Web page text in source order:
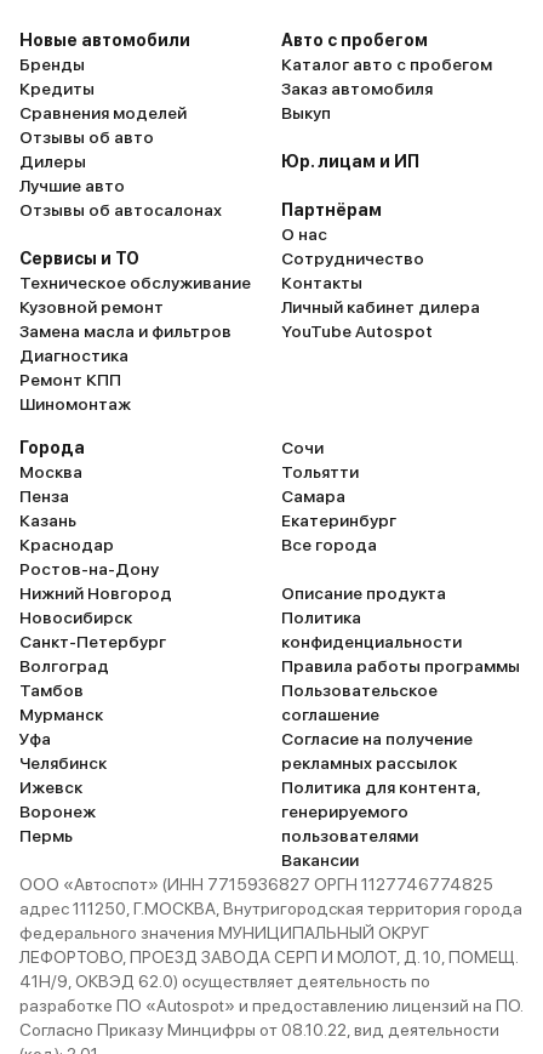
Новые автомобили
Бренды
Кредиты
Сравнения моделей
Отзывы об авто
Дилеры
Лучшие авто
Отзывы об автосалонах
Сервисы и ТО
Техническое обслуживание
Кузовной ремонт
Замена масла и фильтров
Диагностика
Ремонт КПП
Шиномонтаж
Авто с пробегом
Каталог авто с пробегом
Заказ автомобиля
Выкуп
Юр. лицам и ИП
Партнёрам
О нас
Сотрудничество
Контакты
Личный кабинет дилера
YouTube Autospot
Города
Москва
Пенза
Казань
Краснодар
Ростов-на-Дону
Нижний Новгород
Новосибирск
Санкт-Петербург
Волгоград
Тамбов
Мурманск
Уфа
Челябинск
Ижевск
Воронеж
Пермь
Сочи
Тольятти
Самара
Екатеринбург
Все города
Описание продукта
Политика
конфиденциальности
Правила работы программы
Пользовательское
соглашение
Согласие на получение
рекламных рассылок
Политика для контента,
генерируемого
пользователями
Вакансии
ООО «Автоспот» (ИНН 7715936827 ОРГН 1127746774825
адрес 111250, Г.МОСКВА, Внутригородская территория города
федерального значения МУНИЦИПАЛЬНЫЙ ОКРУГ
ЛЕФОРТОВО, ПРОЕЗД ЗАВОДА СЕРП И МОЛОТ, Д. 10, ПОМЕЩ.
41Н/9, ОКВЭД 62.0) осуществляет деятельность по
разработке ПО «Autospot» и предоставлению лицензий на ПО.
Согласно Приказу Минцифры от 08.10.22, вид деятельности